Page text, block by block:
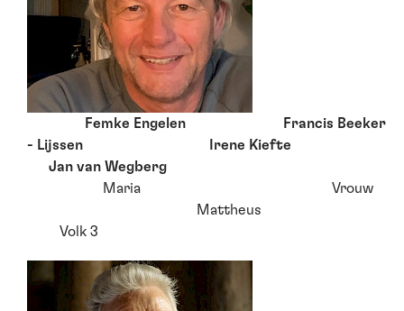
Femke Engelen Francis Beeker
- Lijssen Irene Kiefte
Jan van Wegberg
Maria Vrouw
Mattheus
Volk 3